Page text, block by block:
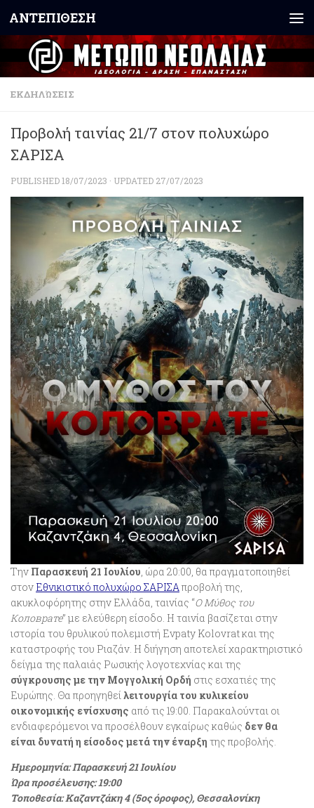
Skip to content
ΑΝΤΕΠΙΘΕΣΗ
ΕΚΔΗΛΏΣΕΙΣ
Προβολή ταινίας 21/7 στον πολυχώρο
ΣΑΡΙΣΑ
PUBLISHED18/07/2023 · UPDATED 27/07/2023
Την Παρασκευή 21 Ιουλίου , ώρα 20:00, θα πραγματοποιηθεί
στον Εθνικιστικό πολυχώρο ΣΑΡΙΣΑ προβολή της,
ακυκλοφόρητης στην Ελλάδα, ταινίας “Ο Μύθος του
Коловрате” με ελεύθερη είσοδο. Η ταινία βασίζεται στην
ιστορία του θρυλικού πολεμιστή Evpaty Kolovrat και της
καταστροφής του Ριαζάν. Η διήγηση αποτελεί χαρακτηριστικό
δείγμα της παλαιάς Ρωσικής λογοτεχνίας και της
σύγκρουσης με την Μογγολική Ορδή στις εσχατιές της
Ευρώπης. Θα προηγηθεί λειτουργία του κυλικείου
οικονομικής ενίσχυσης από τις 19:00. Παρακαλούνται οι
ενδιαφερόμενοι να προσέλθουν εγκαίρως καθώς δεν θα
είναι δυνατή η είσοδος μετά την έναρξη της προβολής.
Ημερομηνία: Παρασκευή 21 Ιουλίου
Ώρα προσέλευσης: 19:00
Τοποθεσία: Καζαντζάκη 4 (5ος όροφος), Θεσσαλονίκη